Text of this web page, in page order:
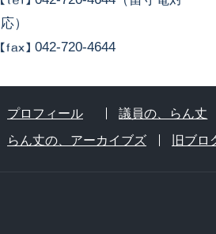
応）
042-720-4644
プロフィール
議員の、らん丈
らん丈の、アーカイブズ
旧ブロ